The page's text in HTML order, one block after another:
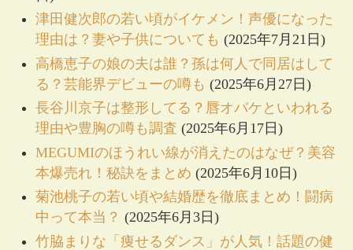
津田健次郎の若い頃がイケメン！声優になった
理由は？妻や子供についても (2025年7月21日)
高橋恵子の娘の夫は誰？孫は何人で同居はして
る？芸能界デビューの噂も (2025年6月27日)
長谷川京子は整形してる？唇オバケといわれる
理由や豊胸の噂も調査 (2025年6月17日)
MEGUMIのほうれい線が消えたのはなぜ？美容
本爆売れ！秘訣をまとめ (2025年6月10日)
菊池桃子の若い頃や結婚歴を徹底まとめ！闘病
中って本当？ (2025年6月3日)
竹脇まりな「痩せるダンス」が人気！話題の健